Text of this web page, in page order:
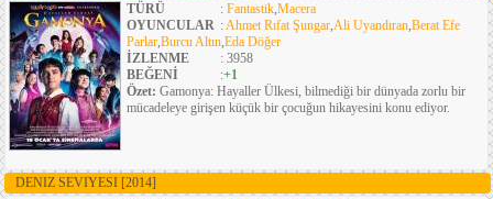
TÜRÜ
: Fantastik,Macera
OYUNCULAR :Ahmet Rıfat Şungar,Ali Uyandıran,Berat Efe
Parlar,Burcu Altın,Eda Döğer
İZLENME
: 3958
BEĞENİ
:+1
Özet: Gamonya: Hayaller Ülkesi, bilmediği bir dünyada zorlu bir
mücadeleye girişen küçük bir çocuğun hikayesini konu ediyor.
DENIZ SEVIYESI [2014]